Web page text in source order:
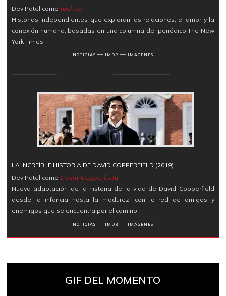
Dev Patel como Joshua
Historias independientes que exploran las relaciones, el amor y la
conexión humana, basadas en una columna del periódico The New
York Times.
NOTICIAS ― IMDB ― IMÁGENES
LA INCREÍBLE HISTORIA DE DAVID COPPERFIELD (2019)
Dev Patel comoDavid Copperfield
Nueva adaptación de la historia de la vida de David Copperfield
desde la infancia hasta la madurez, con la red de amigos y
enemigos que se encuentra por el camino.
NOTICIAS ― IMDB ― IMÁGENES
GIF DEL MOMENTO